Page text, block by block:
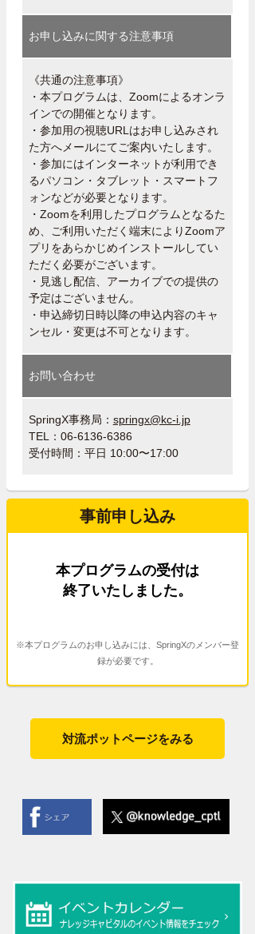
お申し込みに関する注意事項
《共通の注意事項》
・本プログラムは、Zoomによるオンラ
インでの開催となります。
・参加用の視聴URLはお申し込みされ
た方へメールにてご案内いたします。
・参加にはインターネットが利用でき
るパソコン・タブレット・スマートフ
ォンなどが必要となります。
・Zoomを利用したプログラムとなるた
め、ご利用いただく端末によりZoomア
プリをあらかじめインストールしてい
ただく必要がございます。
・見逃し配信、アーカイブでの提供の
予定はございません。
・申込締切日時以降の申込内容のキャ
ンセル・変更は不可となります。
お問い合わせ
SpringX事務局： springx@kc-i.jp
TEL：06-6136-6386
受付時間：平日 10:00〜17:00
事前申し込み
本プログラムの受付は
終了いたしました。
※本プログラムのお申し込みには、SpringXのメンバー登
録が必要です。
対流ポットページをみる